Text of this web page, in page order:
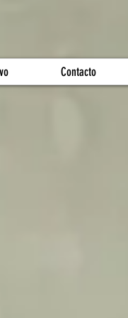
Contacto